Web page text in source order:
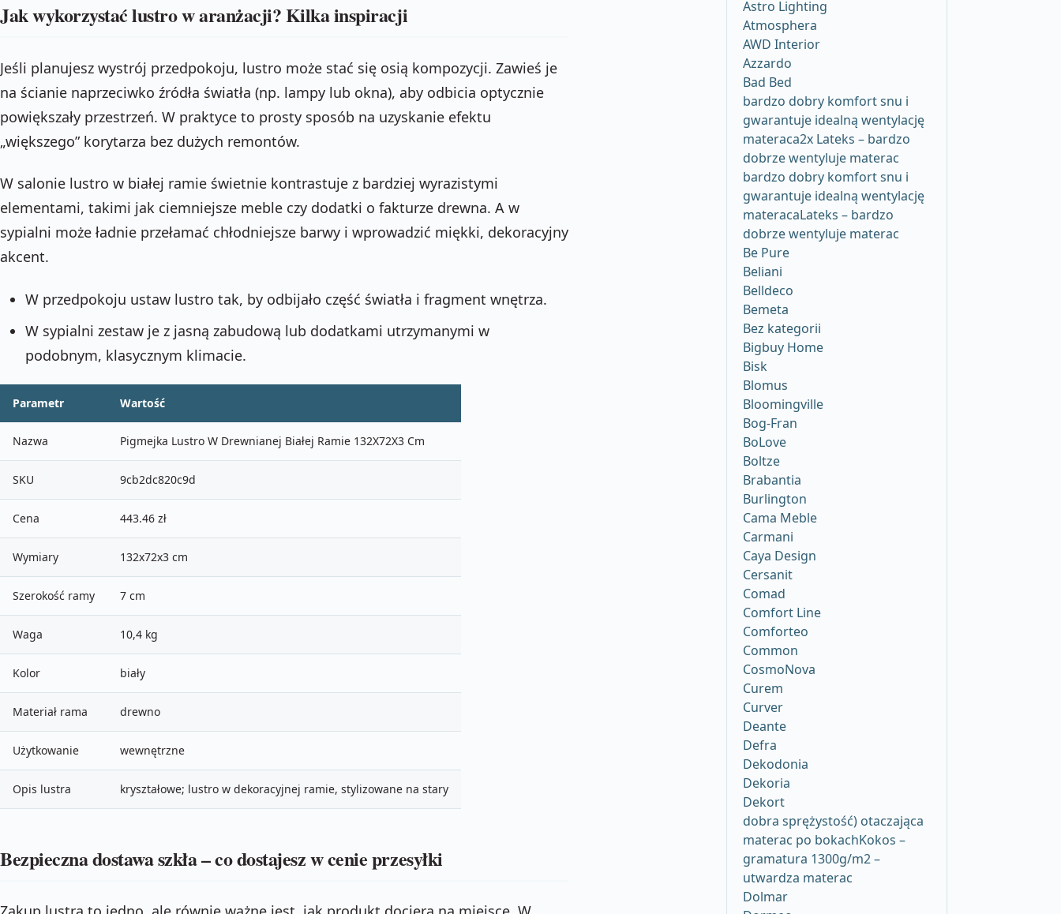
Jak wykorzystać lustro w aranżacji? Kilka inspiracji
Jeśli planujesz wystrój przedpokoju, lustro może stać się osią kompozycji. Zawieś je
na ścianie naprzeciwko źródła światła (np. lampy lub okna), aby odbicia optycznie
powiększały przestrzeń. W praktyce to prosty sposób na uzyskanie efektu
„większego” korytarza bez dużych remontów.
W salonie lustro w białej ramie świetnie kontrastuje z bardziej wyrazistymi
elementami, takimi jak ciemniejsze meble czy dodatki o fakturze drewna. A w
sypialni może ładnie przełamać chłodniejsze barwy i wprowadzić miękki, dekoracyjny
akcent.
W przedpokoju ustaw lustro tak, by odbijało część światła i fragment wnętrza.
W sypialni zestaw je z jasną zabudową lub dodatkami utrzymanymi w
podobnym, klasycznym klimacie.
Parametr Wartość
Nazwa Pigmejka Lustro W Drewnianej Białej Ramie 132X72X3 Cm
SKU 9cb2dc820c9d
Cena 443.46 zł
Wymiary 132x72x3 cm
Szerokość ramy 7 cm
Waga 10,4 kg
Kolor biały
Materiał rama drewno
Użytkowanie wewnętrzne
Opis lustra kryształowe; lustro w dekoracyjnej ramie, stylizowane na stary
Bezpieczna dostawa szkła – co dostajesz w cenie przesyłki
Astro Lighting
Atmosphera
AWD Interior
Azzardo
Bad Bed
bardzo dobry komfort snu i
gwarantuje idealną wentylację
materaca2x Lateks – bardzo
dobrze wentyluje materac
bardzo dobry komfort snu i
gwarantuje idealną wentylację
materacaLateks – bardzo
dobrze wentyluje materac
Be Pure
Beliani
Belldeco
Bemeta
Bez kategorii
Bigbuy Home
Bisk
Blomus
Bloomingville
Bog-Fran
BoLove
Boltze
Brabantia
Burlington
Cama Meble
Carmani
Caya Design
Cersanit
Comad
Comfort Line
Comforteo
Common
CosmoNova
Curem
Curver
Deante
Defra
Dekodonia
Dekoria
Dekort
dobra sprężystość) otaczająca
materac po bokachKokos –
gramatura 1300g/m2 –
utwardza materac
Dolmar